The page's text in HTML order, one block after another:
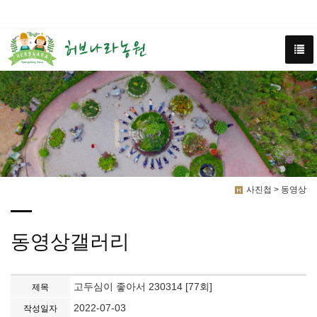
사진첩 > 동영상
동영상갤러리
제목 고두심이 좋아서 230314 [77회]
작성일자 2022-07-03